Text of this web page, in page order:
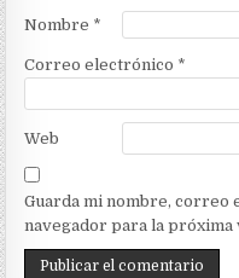
Nombre *
Correo electrónico *
Web
Guarda mi nombre, correo
navegador para la próxima